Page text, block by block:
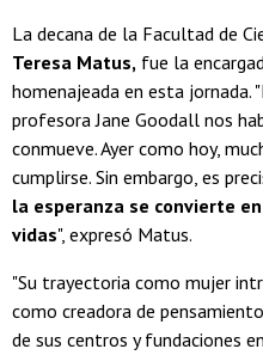
La decana de la Facultad de
Teresa Matus, fue la
homenajeada en esta jornada.
profesora Jane Goodall nos
conmueve. Ayer como hoy,
cumplirse. Sin embargo, es
la esperanza se convierte
vidas", expresó Matus.
"Su trayectoria como mujer
como creadora de
de sus centros y fundaciones